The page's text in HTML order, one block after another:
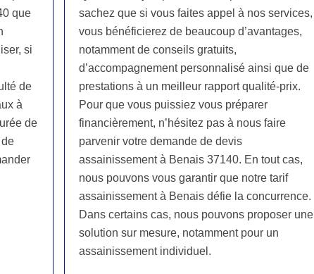
que
si
de
à
de
sachez que si vous faites appel à nos services,
vous bénéficierez de beaucoup d’avantages,
notamment de conseils gratuits,
d’accompagnement personnalisé ainsi que de
prestations à un meilleur rapport qualité-prix.
Pour que vous puissiez vous préparer
financièrement, n’hésitez pas à nous faire
parvenir votre demande de devis
assainissement à Benais 37140. En tout cas,
nous pouvons vous garantir que notre tarif
assainissement à Benais défie la concurrence.
Dans certains cas, nous pouvons proposer une
solution sur mesure, notamment pour un
assainissement individuel.